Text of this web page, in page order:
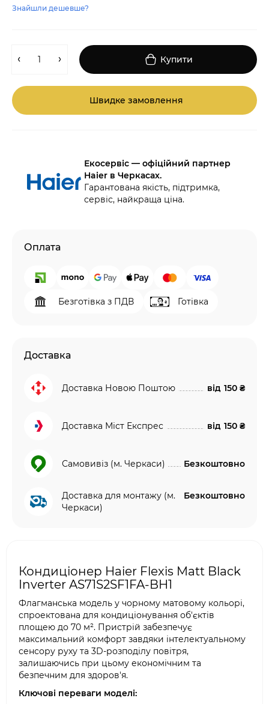
Знайшли дешевше?
Купити
Швидке замовлення
Екосервіс — офіційний партнер
Haier в Черкасах.
Гарантована якість, підтримка,
сервіс, найкраща ціна.
Оплата
Безготівка з ПДВ Готівка
Доставка
Доставка Новою Поштою від 150 ₴
Доставка Міст Експрес від 150 ₴
Самовивіз (м. Черкаси) Безкоштовно
Доставка для монтажу (м.
Черкаси)
Безкоштовно
Кондиціонер Haier Flexis Matt Black
Inverter AS71S2SF1FA-BH1
Флагманська модель у чорному матовому кольорі,
спроектована для кондиціонування об'єктів
площею до 70 м². Пристрій забезпечує
максимальний комфорт завдяки інтелектуальному
сенсору руху та 3D-розподілу повітря,
залишаючись при цьому економічним та
безпечним для здоров'я.
Ключові переваги моделі: